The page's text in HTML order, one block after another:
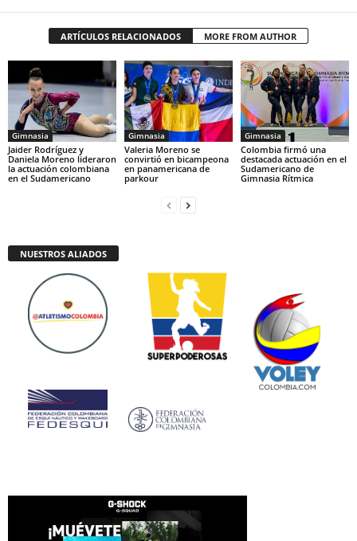
ARTÍCULOS RELACIONADOS MORE FROM AUTHOR
Gimnasia
Jaider Rodríguez y
Daniela Moreno lideraron
la actuación colombiana
en el Sudamericano
Gimnasia
Valeria Moreno se
convirtió en bicampeona
en panamericana de
parkour
Gimnasia
Colombia firmó una
destacada actuación en el
Sudamericano de
Gimnasia Rítmica
NUESTROS ALIADOS